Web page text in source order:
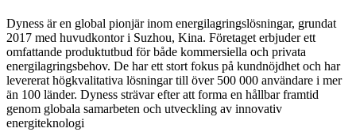
Dyness är en global pionjär inom energilagringslösningar, grundat
2017 med huvudkontor i Suzhou, Kina. Företaget erbjuder ett
omfattande produktutbud för både kommersiella och privata
energilagringsbehov. De har ett stort fokus på kundnöjdhet och har
levererat högkvalitativa lösningar till över 500 000 användare i mer
än 100 länder. Dyness strävar efter att forma en hållbar framtid
genom globala samarbeten och utveckling av innovativ
energiteknologi